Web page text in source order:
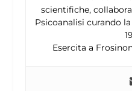
scientifiche,
Psicoanalisi curando
Esercita a